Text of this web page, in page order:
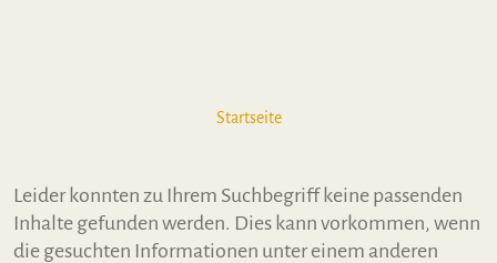
Startseite
Leider konnten zu Ihrem Suchbegriff keine passenden
Inhalte gefunden werden. Dies kann vorkommen, wenn
die gesuchten Informationen unter einem anderen